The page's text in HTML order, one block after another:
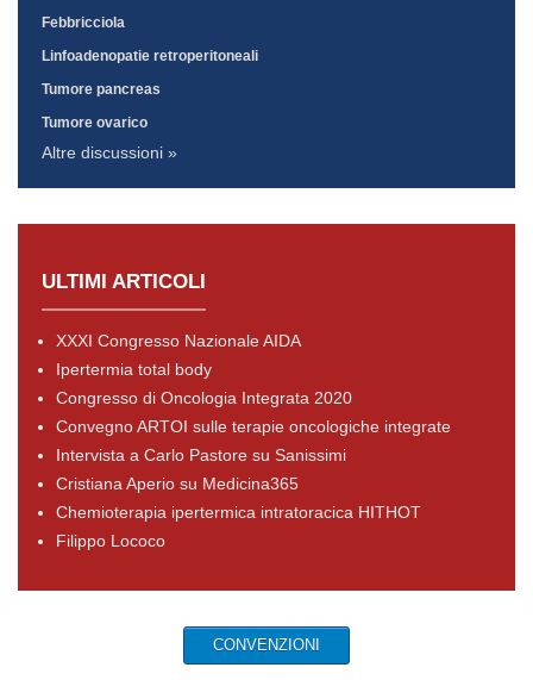
Febbricciola
Linfoadenopatie retroperitoneali
Tumore pancreas
Tumore ovarico
Altre discussioni »
ULTIMI ARTICOLI
XXXI Congresso Nazionale AIDA
Ipertermia total body
Congresso di Oncologia Integrata 2020
Convegno ARTOI sulle terapie oncologiche integrate
Intervista a Carlo Pastore su Sanissimi
Cristiana Aperio su Medicina365
Chemioterapia ipertermica intratoracica HITHOT
Filippo Lococo
CONVENZIONI